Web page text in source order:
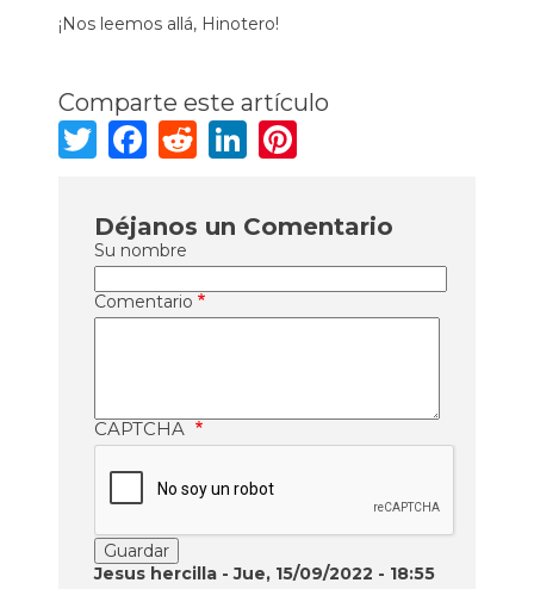
¡Nos leemos allá, Hinotero!
Comparte este artículo
Twitter
Facebook
RedditLinkedIn
Déjanos un Comentario
Su nombre
Comentario
CAPTCHA
Jesus hercilla - Jue, 15/09/2022 - 18:55